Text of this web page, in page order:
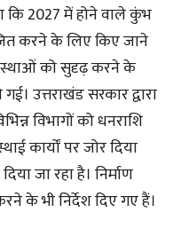
कि 2027 में होने वाले कुंभ
करने के लिए किए जाने
को सुदृढ़ करने के
उत्तराखंड सरकार द्वारा
विभागों को धनराशि
कार्यों पर जोर दिया
जा रहा है। निर्माण
के भी निर्देश दिए गए हैं।